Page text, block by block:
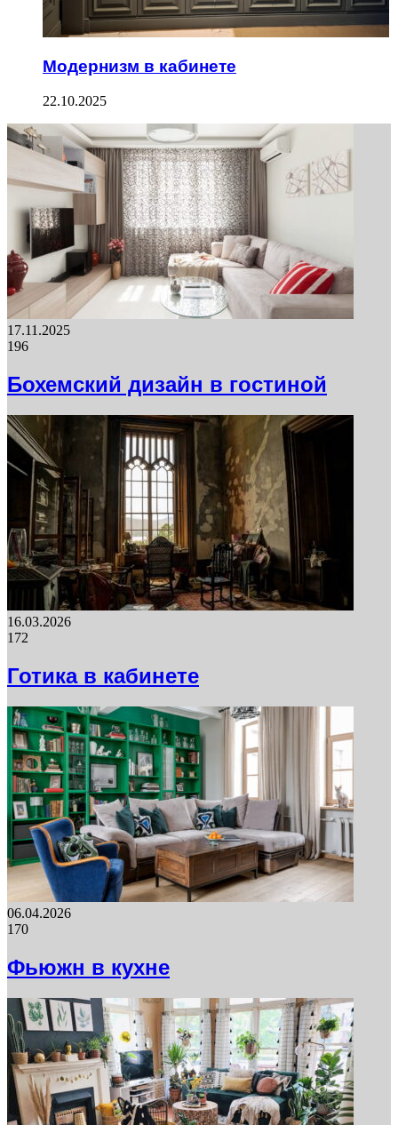
Модернизм в кабинете
22.10.2025
17.11.2025
196
Бохемский дизайн в гостиной
16.03.2026
172
Готика в кабинете
06.04.2026
170
Фьюжн в кухне